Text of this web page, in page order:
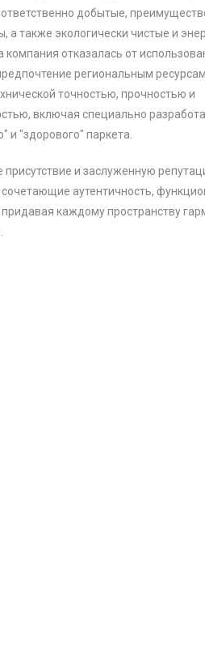
добытые,
а также экологически чистые и
компания отказалась от
региональным
точностью, прочностью и
включая специально
и "здорового" паркета.
и заслуженную
аутентичность,
каждому пространству